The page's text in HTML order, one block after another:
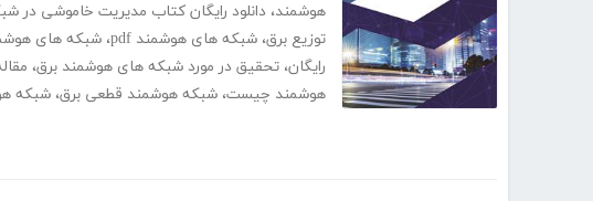
هوشمند، دانلود رایگان کتاب مدیریت خاموشی در
توزیع برق، شبکه های هوشمند pdf ، شبکه های
رایگان، تحقیق در مورد شبکه های هوشمند برق،
هوشمند چیست، شبکه هوشمند قطعی برق، شبکه